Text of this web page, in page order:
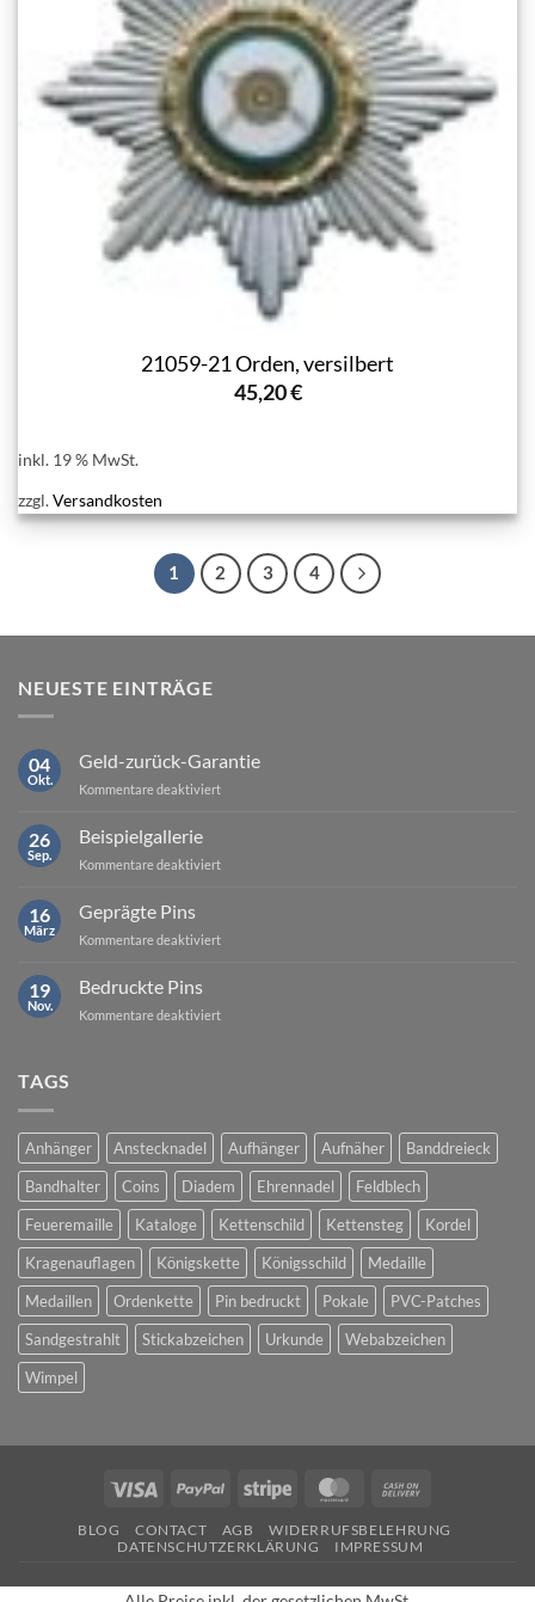
21059-21 Orden, versilbert
45,20€
inkl. 19 % MwSt.
zzgl.Versandkosten
1 2 3 4
NEUESTE EINTRÄGE
04
Okt.
Geld-zurück-Garantie
Kommentare deaktiviertfür
26
Sep.
Beispielgallerie
Kommentare deaktiviertfür
16
März
Geprägte Pins
Kommentare deaktiviertfür
19
Nov.
Bedruckte Pins
Kommentare deaktiviertfür
TAGS
Anhänger Anstecknadel Aufhänger Aufnäher
Banddreieck
Bandhalter
Coins Diadem Ehrennadel
Feldblech
Feueremaille
Kataloge Kettenschild Kettensteg
Kordel
Kragenauflagen
Königskette Königsschild
Medaille
Medaillen
Ordenkette Pin bedruckt Pokale
PVC-Patches
Sandgestrahlt
Stickabzeichen Urkunde
Webabzeichen
Wimpel
Visa PayPal Stripe MasterCard
Delivery
BLOG CONTACT AGB
WIDERRUFSBELEHRUNG
DATENSCHUTZERKLÄRUNG
IMPRESSUM